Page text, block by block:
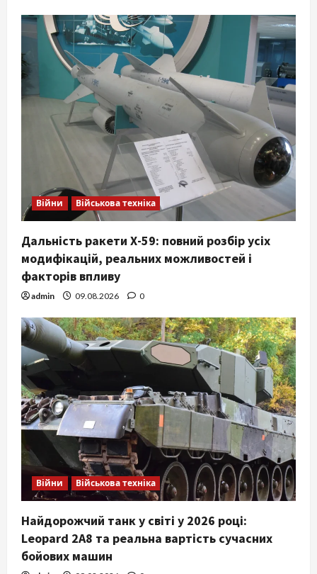
Війни Військова техніка
Дальність ракети Х-59: повний розбір усіх
модифікацій, реальних можливостей і
факторів впливу
admin 09.08.2026 0
Війни Військова техніка
Найдорожчий танк у світі у 2026 році:
Leopard 2A8 та реальна вартість сучасних
бойових машин